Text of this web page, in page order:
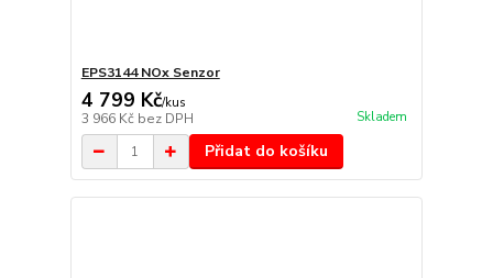
EPS3144 NOx Senzor
4 799 Kč/kus
3 966 Kč bez DPH Skladem
Přidat do košíku